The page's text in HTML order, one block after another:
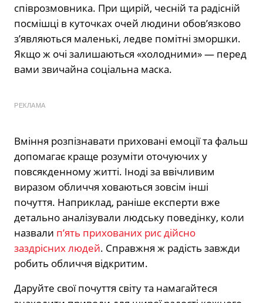
співрозмовника. При щирій, чесній та радісній
посмішці в куточках очей людини обов’язково
з’являються маленькі, ледве помітні зморшки.
Якщо ж очі залишаються «холодними» — перед
вами звичайна соціальна маска.
РЕКЛАМА
Вміння розпізнавати приховані емоції та фальш
допомагає краще розуміти оточуючих у
повсякденному житті. Іноді за ввічливим
виразом обличчя ховаються зовсім інші
почуття. Наприклад, раніше експерти вже
детально аналізували людську поведінку, коли
назвали п’ять прихованих рис дійсно
заздрісних людей. Справжня ж радість завжди
робить обличчя відкритим.
Даруйте свої почуття світу та намагайтеся